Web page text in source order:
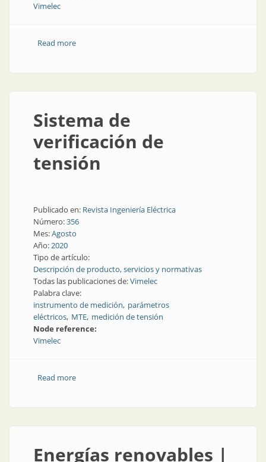
Vimelec
Read moreabout Ensayo y diagnóstico de cables de media
Sistema de
verificación de
tensión
Publicado en: Revista Ingeniería Eléctrica
Número:356
Mes:Agosto
Año:2020
Tipo de artículo:
Descripción de producto, servicios y normativas
Todas las publicaciones de:Vimelec
Palabra clave:
instrumento de medición parámetros
eléctricos MTE medición de tensión
Node reference:
Vimelec
Read moreabout Sistema de verificación de tensión
Energías renovables |